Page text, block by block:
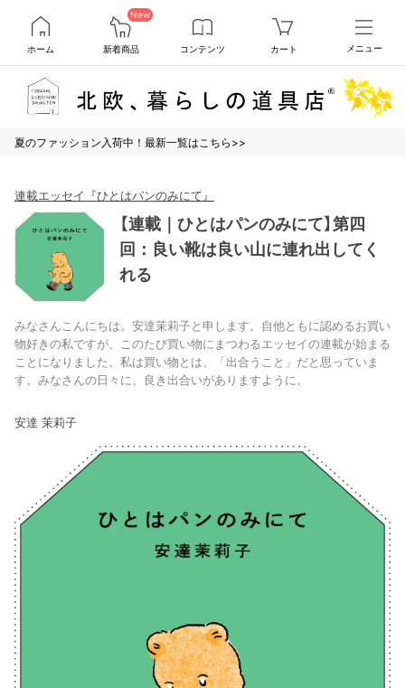
ホーム
New
新着商品 コンテンツ カート メニュー
夏のファッション入荷中！最新一覧はこちら>>
連載エッセイ『ひとはパンのみにて』
【連載｜ひとはパンのみにて】第四
回：良い靴は良い山に連れ出してく
れる
みなさんこんにちは。安達茉莉子と申します。自他ともに認めるお買い
物好きの私ですが、このたび買い物にまつわるエッセイの連載が始まる
ことになりました。私は買い物とは、「出合うこと」だと思っていま
す。みなさんの日々に、良き出合いがありますように。
安達 茉莉子